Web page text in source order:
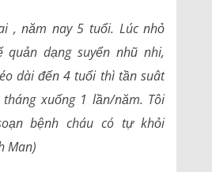
, năm nay 5 tuổi. Lúc nhỏ
quản dạng suyển nhũ nhi,
dài đến 4 tuổi thì tần suât
xuống 1 lần/năm. Tôi
bệnh cháu có tự khỏi
Man)